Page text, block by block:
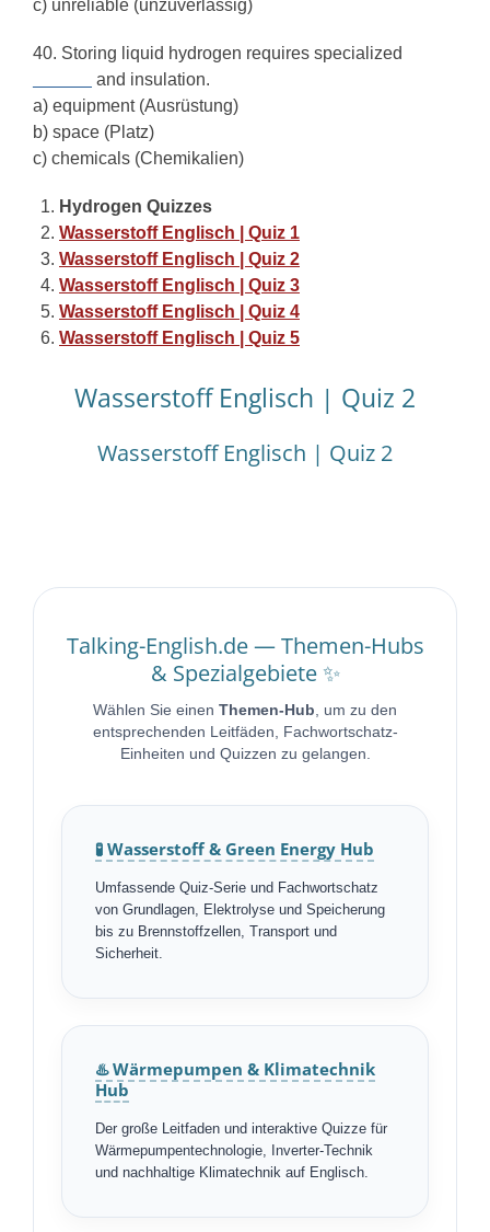
c) unreliable (unzuverlässig)
40. Storing liquid hydrogen requires specialized
and insulation.
a) equipment (Ausrüstung)
b) space (Platz)
c) chemicals (Chemikalien)
Hydrogen Quizzes
Wasserstoff Englisch | Quiz 1
Wasserstoff Englisch | Quiz 2
Wasserstoff Englisch | Quiz 3
Wasserstoff Englisch | Quiz 4
Wasserstoff Englisch | Quiz 5
Wasserstoff Englisch | Quiz 2
Wasserstoff Englisch | Quiz 2
Talking-English.de — Themen-Hubs
& Spezialgebiete ✨
Wählen Sie einen Themen-Hub , um zu den
entsprechenden Leitfäden, Fachwortschatz-
Einheiten und Quizzen zu gelangen.
🧪 Wasserstoff & Green Energy Hub
Umfassende Quiz-Serie und Fachwortschatz
von Grundlagen, Elektrolyse und Speicherung
bis zu Brennstoffzellen, Transport und
Sicherheit.
♨️ Wärmepumpen & Klimatechnik
Hub
Der große Leitfaden und interaktive Quizze für
Wärmepumpentechnologie, Inverter-Technik
und nachhaltige Klimatechnik auf Englisch.